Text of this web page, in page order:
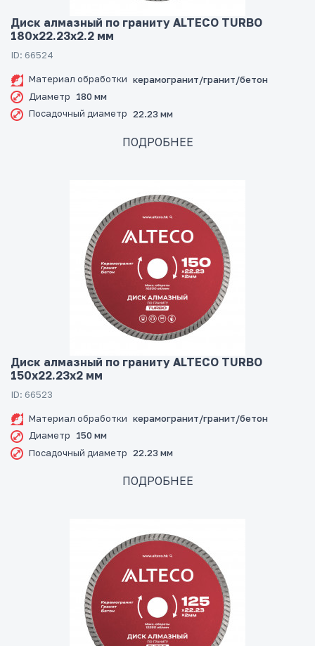
Диск алмазный по граниту ALTECO TURBO
180x22.23x2.2 мм
ID: 66524
Материал обработки керамогранит/гранит/бетон
Диаметр
180 мм
Посадочный диаметр 22.23 мм
ПОДРОБНЕЕ
Диск алмазный по граниту ALTECO TURBO
150x22.23x2 мм
ID: 66523
Материал обработки керамогранит/гранит/бетон
Диаметр
150 мм
Посадочный диаметр 22.23 мм
ПОДРОБНЕЕ